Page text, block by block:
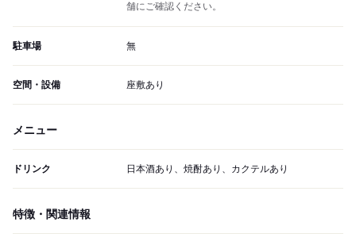
舗にご確認ください。
駐車場 無
空間・設備 座敷あり
メニュー
ドリンク 日本酒あり、焼酎あり、カクテルあり
特徴・関連情報